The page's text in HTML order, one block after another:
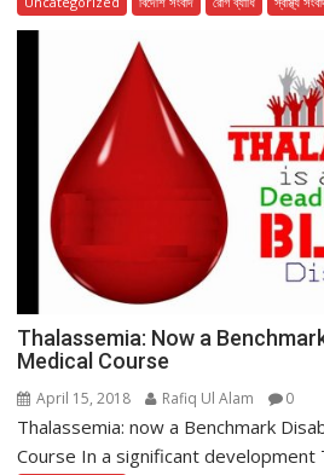
Thalassemia: Now a
Medical Course
April 15, 2018 Rafiq Ul Alam 0
Thalassemia: now a Benchmark
Course In a significant development